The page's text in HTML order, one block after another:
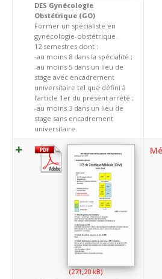
DES Gynécologie
Obstétrique (GO)
Former un spécialiste en
gynécologie-obstétrique.
12 semestres dont :
-au moins 8 dans la spécialité ;
-au moins 5 dans un lieu de
stage avec encadrement
universitaire tel que défini à
l’article 1er du présent arrêté ;
-au moins 3 dans un lieu de
stage sans encadrement
universitaire.